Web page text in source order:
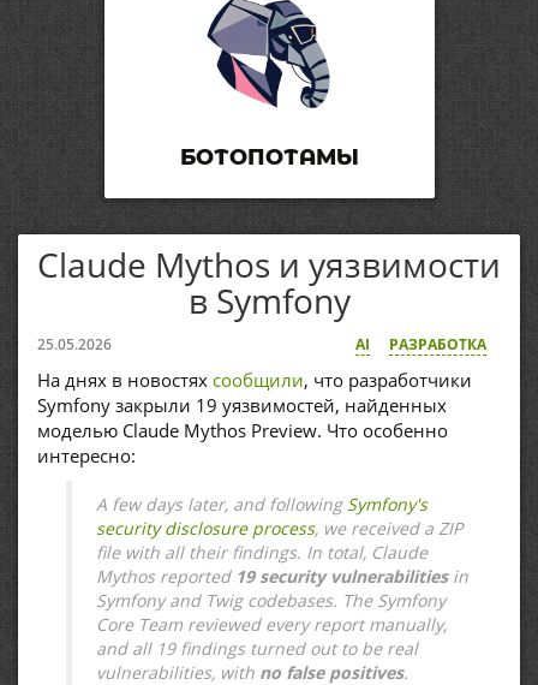
БОТОПОТАМЫ
Claude Mythos и уязвимости
в Symfony
25.05.2026 AI РАЗРАБОТКА
На днях в новостях сообщили, что разработчики
Symfony закрыли 19 уязвимостей, найденных
моделью Claude Mythos Preview. Что особенно
интересно:
A few days later, and following Symfony's
security disclosure process, we received a ZIP
file with all their findings. In total, Claude
Mythos reported 19 security vulnerabilitiesin
Symfony and Twig codebases. The Symfony
Core Team reviewed every report manually,
and all 19 findings turned out to be real
vulnerabilities, with no false positives.